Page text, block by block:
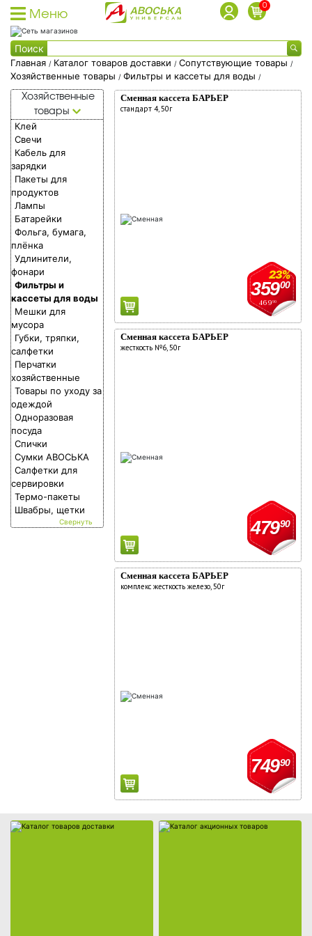
Меню
0
Заказы на доставку принимаются с 09:00 до 22:00
Каталог товаров
Каталог товаров доставки
Каталог акционных товаров
Собственная торговая марка
Собственное производство
Акции
Фишки на скидки
Социальные карты
О доставке
Дисконтные карты
Вход в личный кабинет
Регистрация дисконтной карты
Условия использования фишек
Адреса магазинов
О компании
Новости
Адреса магазинов
Работа
Аренда
Поставщикам
Реклама у нас
Поиск
Главная / Каталог товаров доставки / Сопутствующие товары /
Хозяйственные товары / Фильтры и кассеты для воды /
Хозяйственные
товары
Клей
Свечи
Кабель для
зарядки
Пакеты для
продуктов
Лампы
Батарейки
Фольга, бумага,
плёнка
Удлинители,
фонари
Фильтры и
кассеты для воды
Мешки для
мусора
Губки, тряпки,
салфетки
Перчатки
хозяйственные
Товары по уходу за
одеждой
Одноразовая
посуда
Спички
Сумки АВОСЬКА
Салфетки для
сервировки
Термо-пакеты
Швабры, щетки
Каталог
товаров
доставки
Сменная кассета БАРЬЕР
стандарт 4, 50г
46990
23%
35900
Сменная кассета БАРЬЕР
жесткость №6, 50г
47990
Сменная кассета БАРЬЕР
комплекс жесткость железо, 50г
74990